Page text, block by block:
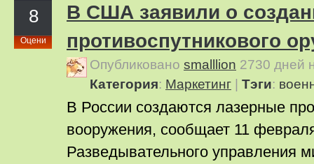
8
Оцени
В США заявили о
противоспутникового
Опубликовано smalllion 2730 дней
Категория: Маркетинг Тэги:
В России создаются лазерные
вооружения, сообщает 11
Разведывательного управления